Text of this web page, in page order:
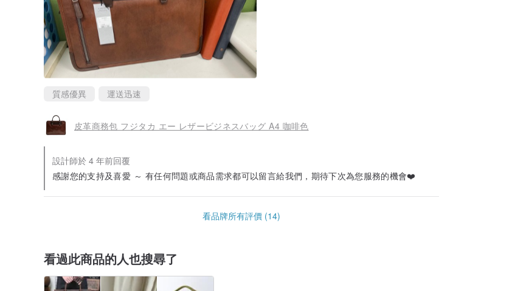
質感優異 運送迅速
皮革商務包 フジタカ エー レザービジネスバッグ A4 咖啡色
設計師於 4 年前回覆
感謝您的支持及喜愛 ～ 有任何問題或商品需求都可以留言給我們，期待下次為您服務的機會❤️
看品牌所有評價 (14)
看過此商品的人也搜尋了